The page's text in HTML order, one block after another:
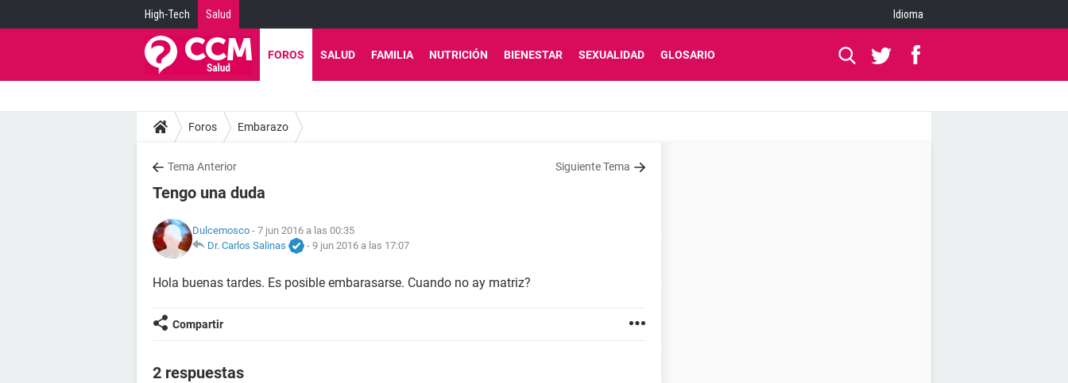
High-Tech Salud Idioma
FOROS SALUD FAMILIA NUTRICIÓN BIENESTAR SEXUALIDAD GLOSARIO
Foros Embarazo
Tema Anterior Siguiente Tema
Tengo una duda
Dulcemosco - 7 jun 2016 a las 00:35
Dr. Carlos Salinas
- 9 jun 2016 a las 17:07
Hola buenas tardes. Es posible embarasarse. Cuando no ay matriz?
Compartir
2 respuestas